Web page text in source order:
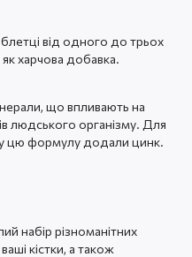
від одного до трьох
як харчова добавка.
що впливають на
людського організму. Для
цю формулу додали цинк.
набір різноманітних
кістки, а також